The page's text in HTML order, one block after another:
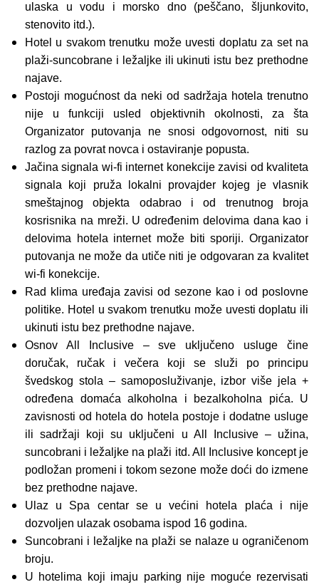
ulaska u vodu i morsko dno (peščano, šljunkovito,
stenovito itd.).
Hotel u svakom trenutku može uvesti doplatu za set na
plaži-suncobrane i ležaljke ili ukinuti istu bez prethodne
najave.
Postoji mogućnost da neki od sadržaja hotela trenutno
nije u funkciji usled objektivnih okolnosti, za šta
Organizator putovanja ne snosi odgovornost, niti su
razlog za povrat novca i ostaviranje popusta.
Jačina signala wi-fi internet konekcije zavisi od kvaliteta
signala koji pruža lokalni provajder kojeg je vlasnik
smeštajnog objekta odabrao i od trenutnog broja
kosrisnika na mreži. U određenim delovima dana kao i
delovima hotela internet može biti sporiji. Organizator
putovanja ne može da utiče niti je odgovaran za kvalitet
wi-fi konekcije.
Rad klima uređaja zavisi od sezone kao i od poslovne
politike. Hotel u svakom trenutku može uvesti doplatu ili
ukinuti istu bez prethodne najave.
Osnov All Inclusive – sve uključeno usluge čine
doručak, ručak i večera koji se služi po principu
švedskog stola – samoposluživanje, izbor više jela +
određena domaća alkoholna i bezalkoholna pića. U
zavisnosti od hotela do hotela postoje i dodatne usluge
ili sadržaji koji su uključeni u All Inclusive – užina,
suncobrani i ležaljke na plaži itd. All Inclusive koncept je
podložan promeni i tokom sezone može doći do izmene
bez prethodne najave.
Ulaz u Spa centar se u većini hotela plaća i nije
dozvoljen ulazak osobama ispod 16 godina.
Suncobrani i ležaljke na plaži se nalaze u ograničenom
broju.
U hotelima koji imaju parking nije moguće rezervisati